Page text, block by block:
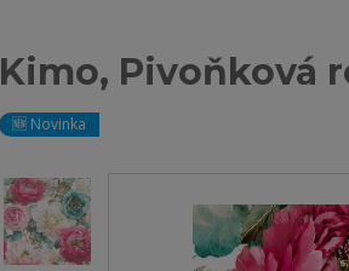
Kimo, Pivoňková
🆕 Novinka